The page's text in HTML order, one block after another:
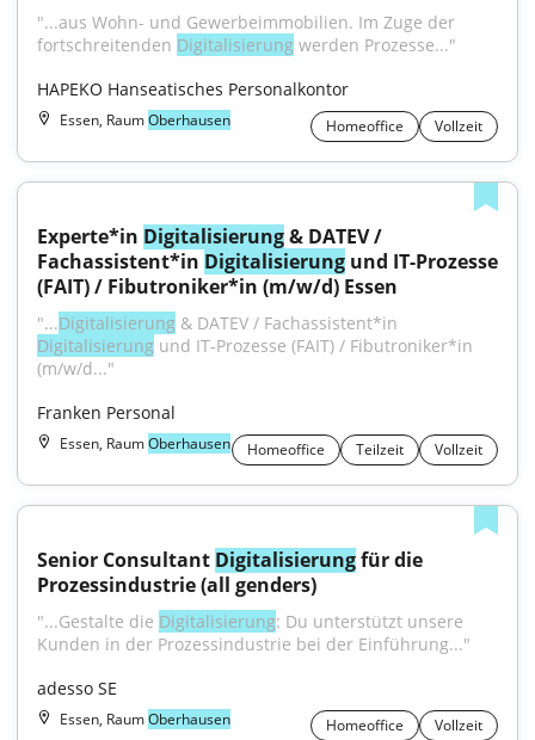
"...aus Wohn- und Gewerbeimmobilien. Im Zuge der
fortschreitenden Digitalisierung werden Prozesse..."
HAPEKO Hanseatisches Personalkontor
Essen, RaumOberhausen Homeoffice Vollzeit
Experte*in Digitalisierung & DATEV /
Fachassistent*in Digitalisierung und IT-Prozesse
(FAIT) / Fibutroniker*in (m/w/d) Essen
"...Digitalisierung
Digitalisierung und IT-Prozesse (FAIT) / Fibutroniker*in
(m/w/d..."
Franken Personal
Essen, RaumOberhausen Homeoffice Teilzeit Vollzeit
Senior Consultant Digitalisierung für die
Prozessindustrie (all genders)
"...Gestalte die Digitalisierung: Du unterstützt unsere
Kunden in der Prozessindustrie bei der Einführung..."
adesso SE
Essen, RaumOberhausen Homeoffice Vollzeit